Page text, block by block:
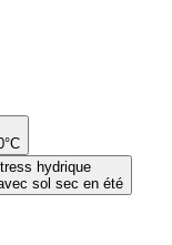
hydrique
sol sec en été